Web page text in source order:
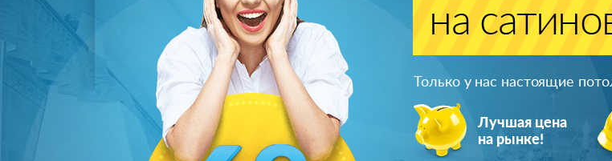
на
Только у нас настоящие
Лучшая цена
на рынке!